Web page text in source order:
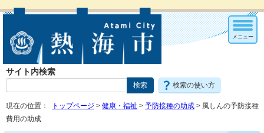
サイト内検索
検索の使い方
メニュー
現在の位置： トップページ > 健康・福祉 > 予防接種の助成 > 風しんの予防接種
費用の助成